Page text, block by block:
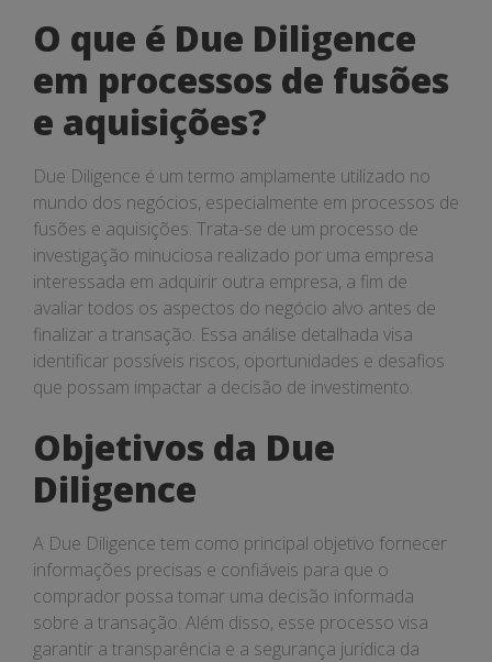
fusões
e
aquisições?
O que é Due Diligence
em processos de fusões
e aquisições?
Due Diligence é um termo amplamente utilizado no
mundo dos negócios, especialmente em processos de
fusões e aquisições. Trata-se de um processo de
investigação minuciosa realizado por uma empresa
interessada em adquirir outra empresa, a fim de
avaliar todos os aspectos do negócio alvo antes de
finalizar a transação. Essa análise detalhada visa
identificar possíveis riscos, oportunidades e desafios
que possam impactar a decisão de investimento.
Objetivos da Due
Diligence
A Due Diligence tem como principal objetivo fornecer
informações precisas e confiáveis para que o
comprador possa tomar uma decisão informada
sobre a transação. Além disso, esse processo visa
garantir a transparência e a segurança jurídica da